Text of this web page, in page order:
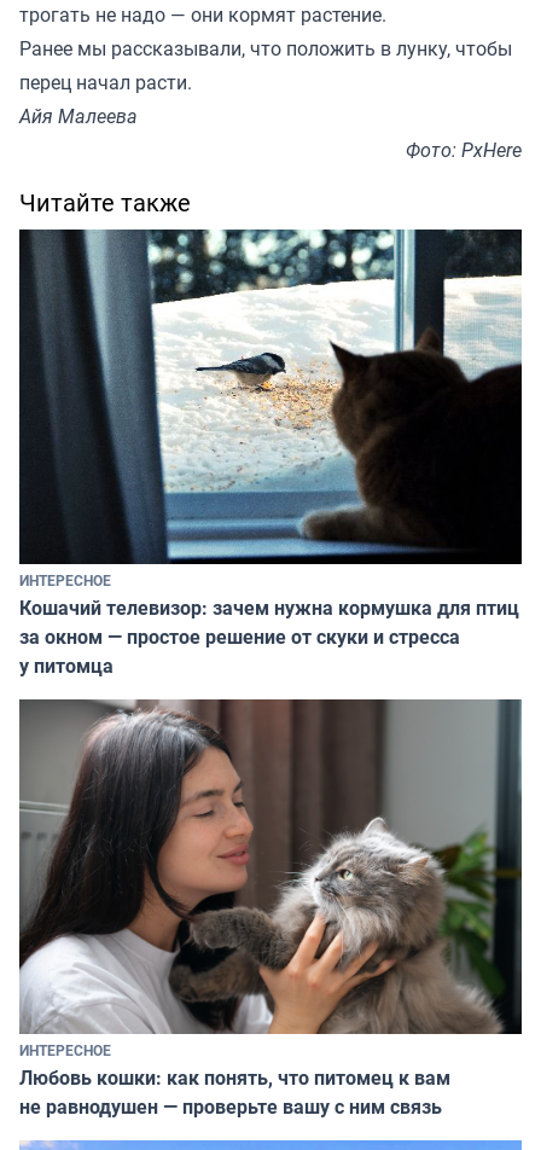
трогать не надо — они кормят растение.
Ранее мы рассказывали, что положить в лунку, чтобы
перец начал расти.
Айя Малеева
Фото: PxHere
Читайте также
ИНТЕРЕСНОЕ
Кошачий телевизор: зачем нужна кормушка для птиц
за окном — простое решение от скуки и стресса
у питомца
ИНТЕРЕСНОЕ
Любовь кошки: как понять, что питомец к вам
не равнодушен — проверьте вашу с ним связь